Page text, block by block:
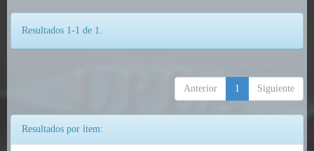
Resultados 1-1 de 1.
Anterior 1 Siguiente
Resultados por ítem: